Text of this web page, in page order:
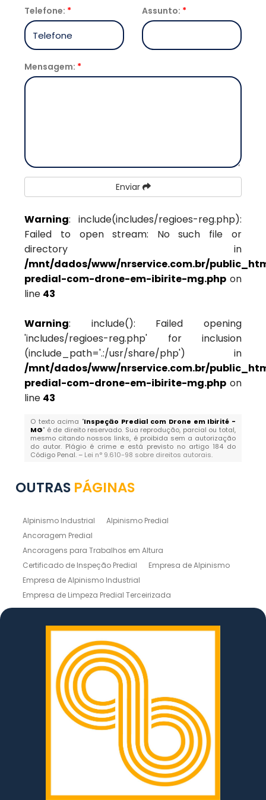
Telefone: * Assunto: *
Mensagem: *
Enviar
Warning: include(includes/regioes-reg.php):
Failed to open stream: No such file or
directory in
/mnt/dados/www/nrservice.com.br/
predial-com-drone-em-ibirite-mg.php on
line 43
Warning: include(): Failed opening
'includes/regioes-reg.php' for inclusion
(include_path='.:/usr/share/php') in
/mnt/dados/www/nrservice.com.br/
predial-com-drone-em-ibirite-mg.php on
line 43
O texto acima "Inspeção Predial com Drone em Ibirité -
MG" é de direito reservado. Sua reprodução, parcial ou total,
mesmo citando nossos links, é proibida sem a autorização
do autor. Plágio é crime e está previsto no artigo 184 do
Código Penal. – Lei n° 9.610-98 sobre direitos autorais.
OUTRAS PÁGINAS
Alpinismo Industrial
Alpinismo Predial
Ancoragem Predial
Ancoragens para Trabalhos em Altura
Certificado de Inspeção Predial
Empresa de Alpinismo
Empresa de Alpinismo Industrial
Empresa de Limpeza Predial Terceirizada
Empresas de Limpeza de Fachadas
Inspeção de Estruturas
Inspeção Predial
Instalação de Linhas de Vida
Laudo de Inspeção Predial
Laudo Técnico de Inspeção Predial
Limpeza de Fachada em Altura
Limpeza de Fachada Predial
Limpeza de Silos
Limpeza de Telhados
Limpeza de Vidro em Altura
Limpeza Predial Externa
Limpezas de Fachadas
Linha de Vida NR 35
Manutenção de Fachadas
Manutenção de Fachadas de Vidro
Manutenção em Altura